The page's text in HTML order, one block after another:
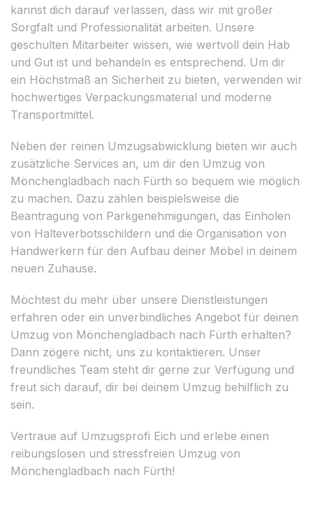
kannst dich darauf verlassen, dass wir mit großer
Sorgfalt und Professionalität arbeiten. Unsere
geschulten Mitarbeiter wissen, wie wertvoll dein Hab
und Gut ist und behandeln es entsprechend. Um dir
ein Höchstmaß an Sicherheit zu bieten, verwenden wir
hochwertiges Verpackungsmaterial und moderne
Transportmittel.
Neben der reinen Umzugsabwicklung bieten wir auch
zusätzliche Services an, um dir den Umzug von
Mönchengladbach nach Fürth so bequem wie möglich
zu machen. Dazu zählen beispielsweise die
Beantragung von Parkgenehmigungen, das Einholen
von Halteverbotsschildern und die Organisation von
Handwerkern für den Aufbau deiner Möbel in deinem
neuen Zuhause.
Möchtest du mehr über unsere Dienstleistungen
erfahren oder ein unverbindliches Angebot für deinen
Umzug von Mönchengladbach nach Fürth erhalten?
Dann zögere nicht, uns zu kontaktieren. Unser
freundliches Team steht dir gerne zur Verfügung und
freut sich darauf, dir bei deinem Umzug behilflich zu
sein.
Vertraue auf Umzugsprofi Eich und erlebe einen
reibungslosen und stressfreien Umzug von
Mönchengladbach nach Fürth!